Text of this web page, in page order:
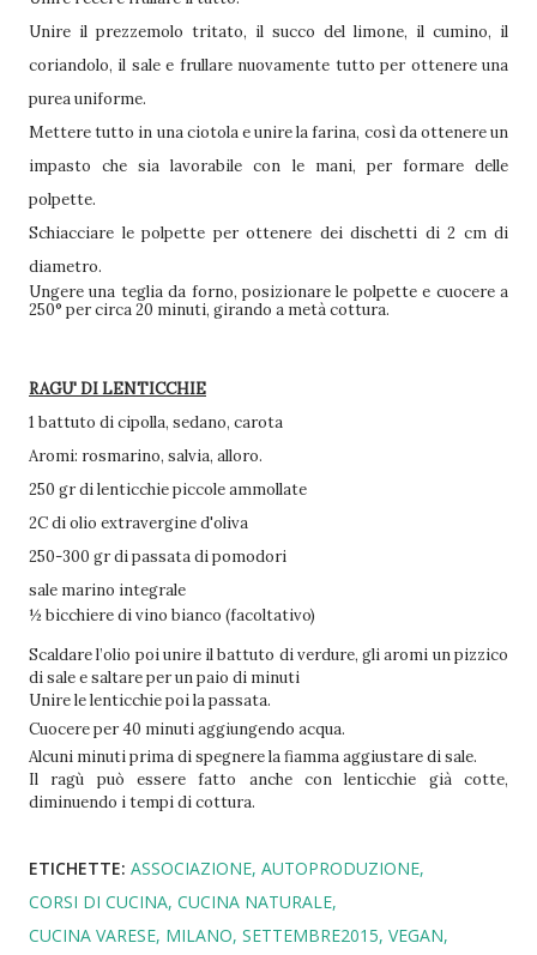
Unire il prezzemolo tritato, il succo del limone, il cumino, il
coriandolo, il sale e frullare nuovamente tutto per ottenere una
purea uniforme.
Mettere tutto in una ciotola e unire la farina, così da ottenere un
impasto che sia lavorabile con le mani, per formare delle
polpette.
Schiacciare le polpette per ottenere dei dischetti di 2 cm di
diametro.
Ungere una teglia da forno, posizionare le polpette e cuocere a
250° per circa 20 minuti, girando a metà cottura.
RAGU' DI LENTICCHIE
1 battuto di cipolla, sedano, carota
Aromi: rosmarino, salvia, alloro.
250 gr di lenticchie piccole ammollate
2C di olio extravergine d'oliva
250-300 gr di passata di pomodori
sale marino integrale
½ bicchiere di vino bianco (facoltativo)
Scaldare l’olio poi unire il battuto di verdure, gli aromi un pizzico
di sale e saltare per un paio di minuti
Unire le lenticchie poi la passata.
Cuocere per 40 minuti aggiungendo acqua.
Alcuni minuti prima di spegnere la fiamma aggiustare di sale.
Il ragù può essere fatto anche con lenticchie già cotte,
diminuendo i tempi di cottura.
ETICHETTE: ASSOCIAZIONE AUTOPRODUZIONE
CORSI DI CUCINA CUCINA NATURALE
CUCINA VARESE MILANO SETTEMBRE2015 VEGAN